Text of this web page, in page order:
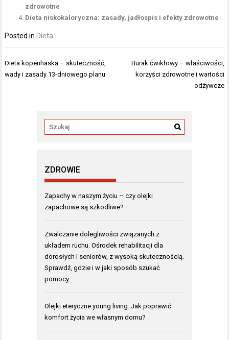
zdrowotne
Dieta niskokaloryczna: zasady, jadłospis i efekty zdrowotne
Posted in Dieta
Nawigacja
wpisu
Dieta kopenhaska – skuteczność,
wady i zasady 13-dniowego planu
Burak ćwikłowy – właściwości,
korzyści zdrowotne i wartości
odżywcze
ZDROWIE
Zapachy w naszym życiu – czy olejki
zapachowe są szkodliwe?
Zwalczanie dolegliwości związanych z
układem ruchu. Ośrodek rehabilitacji dla
dorosłych i seniorów, z wysoką skutecznością.
Sprawdź, gdzie i w jaki sposób szukać
pomocy.
Olejki eteryczne young living. Jak poprawić
komfort życia we własnym domu?